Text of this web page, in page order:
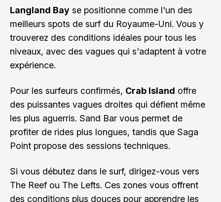
Langland Bay se positionne comme l'un des
meilleurs spots de surf du Royaume-Uni. Vous y
trouverez des conditions idéales pour tous les
niveaux, avec des vagues qui s'adaptent à votre
expérience.
Pour les surfeurs confirmés, Crab Island offre
des puissantes vagues droites qui défient même
les plus aguerris. Sand Bar vous permet de
profiter de rides plus longues, tandis que Saga
Point propose des sessions techniques.
Si vous débutez dans le surf, dirigez-vous vers
The Reef ou The Lefts. Ces zones vous offrent
des conditions plus douces pour apprendre les